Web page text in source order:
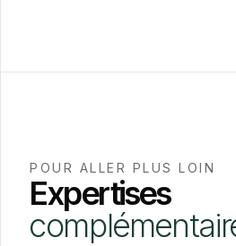
POUR ALLER PLUS LOIN
Expertises